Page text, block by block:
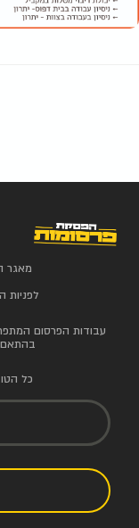
מאגר
לפניות
עבודות הפרסום
בהתאם
כל